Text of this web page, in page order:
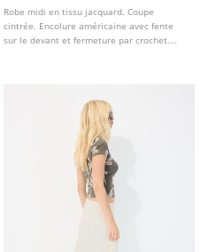
Robe midi en tissu jacquard. Coupe
cintrée. Encolure américaine avec fente
sur le devant et fermeture par crochet.